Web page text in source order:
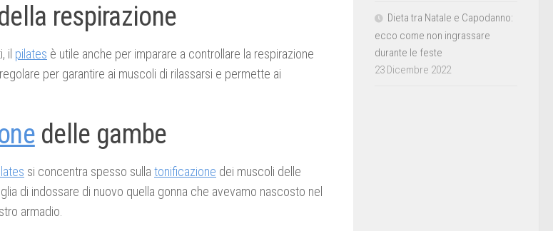
respirazione
il pilates è utile anche per imparare a controllare la respirazione
per garantire ai muscoli di rilassarsi e permette ai
delle gambe
si concentra spesso sulla tonificazione dei muscoli delle
di indossare di nuovo quella gonna che avevamo nascosto nel
armadio.
Dieta tra Natale e Capodanno:
ecco come non ingrassare
durante le feste
23 Dicembre 2022